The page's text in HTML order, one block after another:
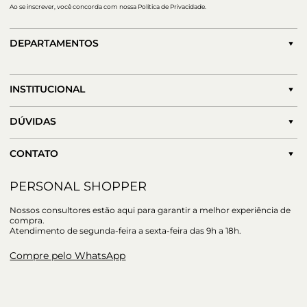
Ao se inscrever, você concorda com nossa Política de Privacidade.
DEPARTAMENTOS
INSTITUCIONAL
DÚVIDAS
CONTATO
PERSONAL SHOPPER
Nossos consultores estão aqui para garantir a melhor experiência de
compra.
Atendimento de segunda-feira a sexta-feira das 9h a 18h.
Compre pelo WhatsApp